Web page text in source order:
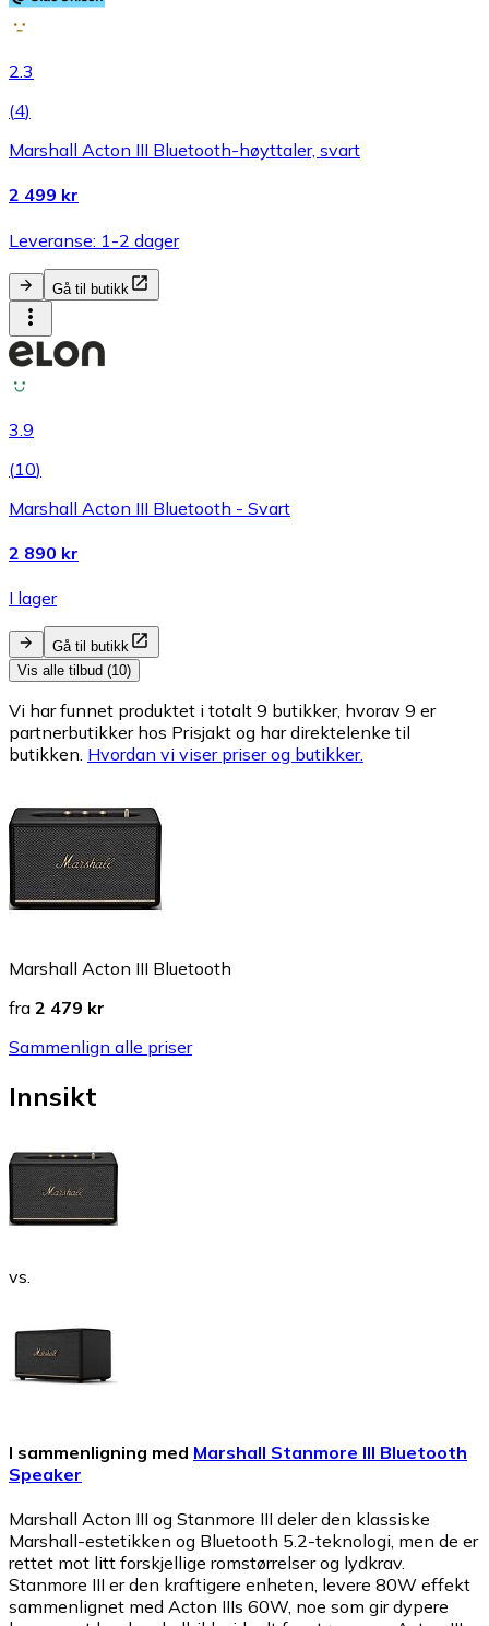
2.3
(4)
Marshall Acton III Bluetooth-høyttaler, svart
2 499 kr
Leveranse: 1-2 dager
Gå til butikk
3.9
(10)
Marshall Acton III Bluetooth - Svart
2 890 kr
I lager
Gå til butikk
Vis alle tilbud (10)
Vi har funnet produktet i totalt 9 butikker, hvorav 9 er
partnerbutikker hos Prisjakt og har direktelenke til
butikken. Hvordan vi viser priser og butikker.
Marshall Acton III Bluetooth
fra 2 479 kr
Sammenlign alle priser
Innsikt
vs.
I sammenligning med Marshall Stanmore III Bluetooth
Speaker
Marshall Acton III og Stanmore III deler den klassiske
Marshall-estetikken og Bluetooth 5.2-teknologi, men de er
rettet mot litt forskjellige romstørrelser og lydkrav.
Stanmore III er den kraftigere enheten, levere 80W effekt
sammenlignet med Acton IIIs 60W, noe som gir dypere